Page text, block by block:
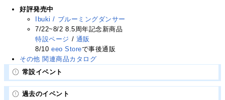
好評発売中
Ibuki / ブルーミングダンサー
7/22~8/2 8.5周年記念新商品
特設ページ / 通販
8/10 eeo Storeで事後通販
その他 関連商品カタログ
常設イベント
過去のイベント